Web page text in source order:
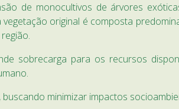
de monocultivos de árvores
original é composta
sobrecarga para os recursos
minimizar impactos